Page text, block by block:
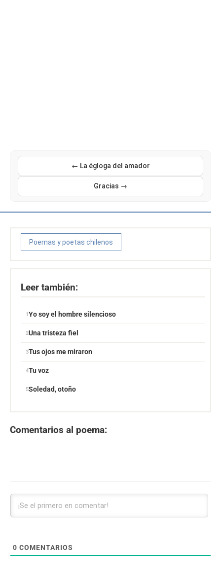
← La égloga del amador
Gracias →
Poemas y poetas chilenos
Leer también:
Yo soy el hombre silencioso
Una tristeza fiel
Tus ojos me miraron
Tu voz
Soledad, otoño
Comentarios al poema:
0 COMENTARIOS